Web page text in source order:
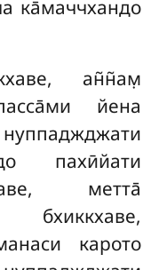
ка̄маччхандо
ан̃н̃ам̣
йена
пахӣйати
метта̄
бхиккхаве,
карото